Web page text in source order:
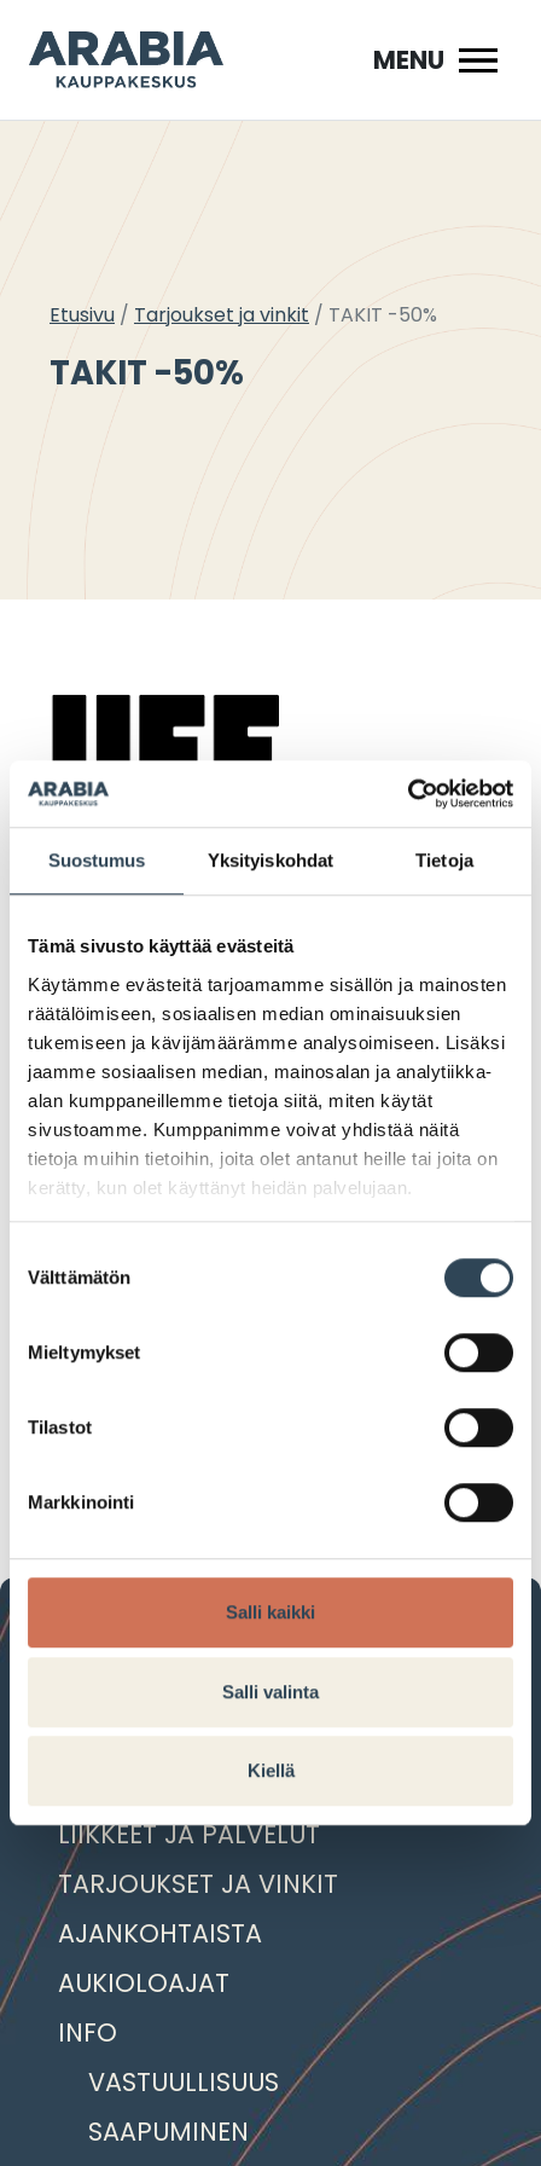
Suostumus Yksityiskohdat Tietoja
Tämä sivusto käyttää evästeitä
Käytämme evästeitä tarjoamamme sisällön ja mainosten
räätälöimiseen, sosiaalisen median ominaisuuksien
tukemiseen ja kävijämäärämme analysoimiseen. Lisäksi
jaamme sosiaalisen median, mainosalan ja analytiikka-
alan kumppaneillemme tietoja siitä, miten käytät
sivustoamme. Kumppanimme voivat yhdistää näitä
tietoja muihin tietoihin, joita olet antanut heille tai joita on
kerätty, kun olet käyttänyt heidän palvelujaan.
valinta
Välttämätön
Mieltymykset
Tilastot
Markkinointi
Salli kaikki
Salli valinta
Kiellä
sisältöön
MENU
Etusivu Tarjoukset ja vinkit TAKIT -50%
TAKIT -50%
TAKIT -50%
UFF Arabia kaikki TAKIT -50%
LIIKKEET JA PALVELUT
TARJOUKSET JA VINKIT
AJANKOHTAISTA
AUKIOLOAJAT
INFO
VASTUULLISUUS
SAAPUMINEN